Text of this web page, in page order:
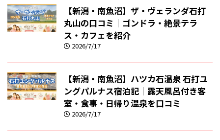
【新潟・南魚沼】ザ・ヴェランダ石打
丸山の口コミ｜ゴンドラ・絶景テラ
ス・カフェを紹介
2026/7/17
【新潟・南魚沼】ハツカ石温泉 石打ユ
ングパルナス宿泊記｜露天風呂付き客
室・食事・日帰り温泉を口コミ
2026/7/17